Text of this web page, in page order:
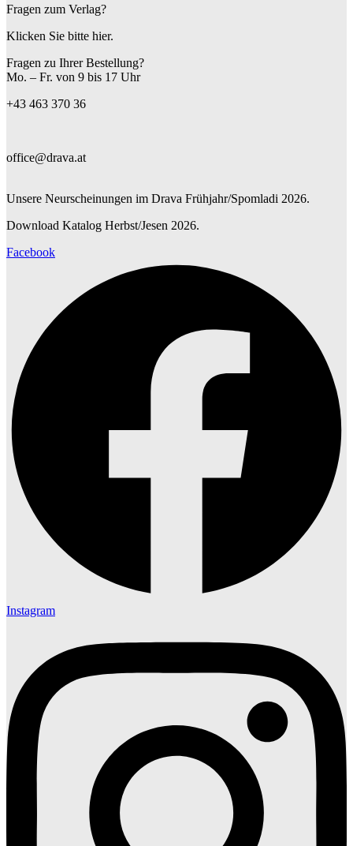
Fragen zum Verlag?
Klicken Sie bitte hier.
Fragen zu Ihrer Bestellung?
Mo. – Fr. von 9 bis 17 Uhr
+43 463 370 36
office@drava.at
Unsere Neurscheinungen im Drava Frühjahr/Spomladi 2026.
Download Katalog Herbst/Jesen 2026.
Facebook
Instagram